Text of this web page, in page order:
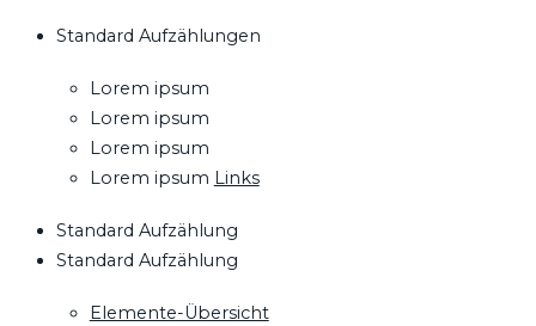
Standard Aufzählungen
Lorem ipsum
Lorem ipsum
Lorem ipsum
Lorem ipsum Links
Standard Aufzählung
Standard Aufzählung
Elemente-Übersicht